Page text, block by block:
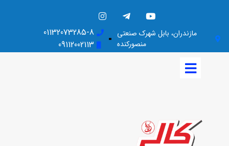
مازندران، بابل شهرک صنعتی
منصورکنده
01132073285-8
09112002113